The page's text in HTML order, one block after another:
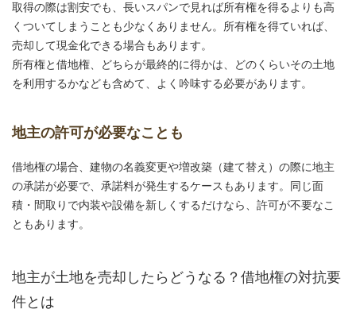
取得の際は割安でも、長いスパンで見れば所有権を得るよりも高
くついてしまうことも少なくありません。所有権を得ていれば、
売却して現金化できる場合もあります。
所有権と借地権、どちらが最終的に得かは、どのくらいその土地
を利用するかなども含めて、よく吟味する必要があります。
地主の許可が必要なことも
借地権の場合、建物の名義変更や増改築（建て替え）の際に地主
の承諾が必要で、承諾料が発生するケースもあります。同じ面
積・間取りで内装や設備を新しくするだけなら、許可が不要なこ
ともあります。
地主が土地を売却したらどうなる？借地権の対抗要
件とは